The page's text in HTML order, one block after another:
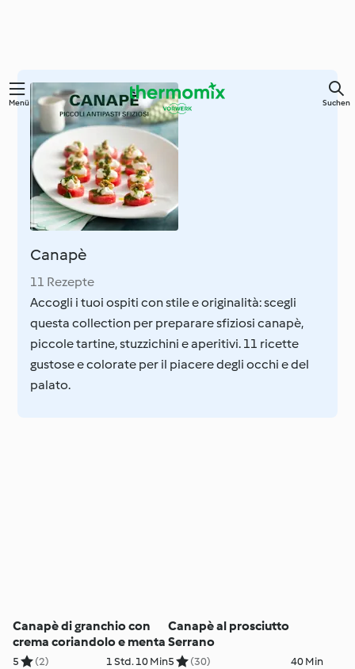
Springe
Hauptinhalt
Menü Suchen
Canapè
11 Rezepte
Accogli i tuoi ospiti con stile e originalità: scegli
questa collection per preparare sfiziosi canapè,
piccole tartine, stuzzichini e aperitivi. 11 ricette
gustose e colorate per il piacere degli occhi e del
palato.
Canapè di granchio con
crema coriandolo e menta
5 (2) 1 Std. 10 Min
Canapè al prosciutto
Serrano
5 (30) 40 Min